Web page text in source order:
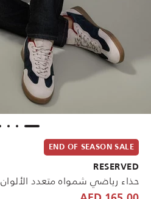
END OF SEASON SALE
RESERVED
حذاء رياضي شمواه متعدد الألوان